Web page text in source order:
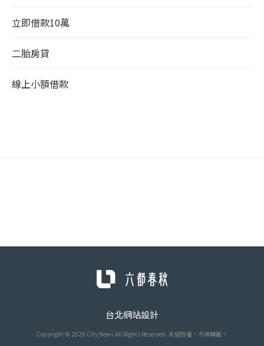
立即借款10萬
二胎房貸
線上小額借款
台北網站設計
Copyright © 2020 City News All Rights Reserved. 未經授權，不得轉載。